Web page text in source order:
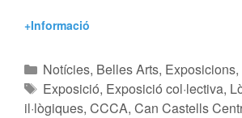
+Informació
Notícies, Belles Arts, Exposicions,
Exposició, Exposició col·lectiva,
il·lògiques, CCCA, Can Castells